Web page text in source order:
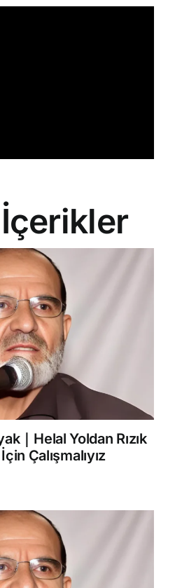
İletişim
｜Helal Yoldan Rızık
Çalışmalıyız